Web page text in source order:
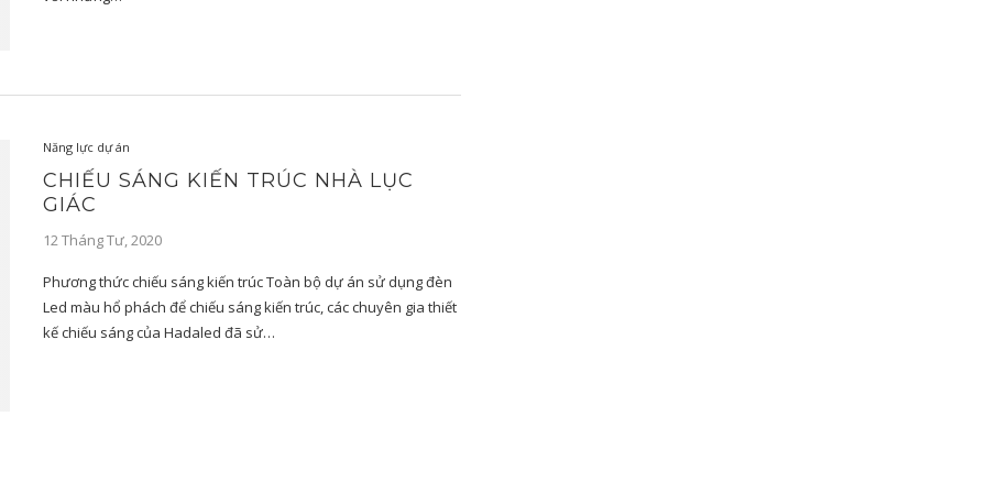
Năng lực dự án
CHIẾU SÁNG KIẾN TRÚC NHÀ LỤC
GIÁC
12 Tháng Tư, 2020
Phương thức chiếu sáng kiến trúc Toàn bộ dự án sử dụng đèn
Led màu hổ phách để chiếu sáng kiến trúc, các chuyên gia thiết
kế chiếu sáng của Hadaled đã sử…